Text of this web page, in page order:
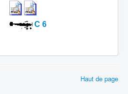
C 6
Haut de page